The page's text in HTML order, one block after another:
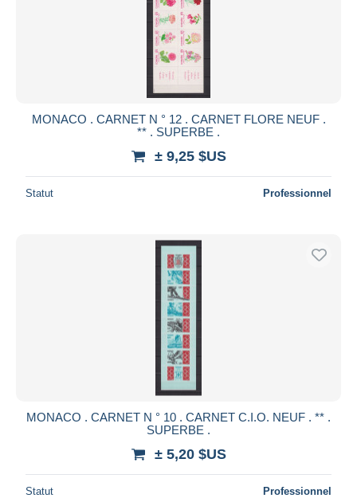
MONACO . CARNET N ° 12 . CARNET FLORE NEUF .
** . SUPERBE .
± 9,25 $US
Statut Professionnel
MONACO . CARNET N ° 10 . CARNET C.I.O. NEUF . ** .
SUPERBE .
± 5,20 $US
Statut Professionnel